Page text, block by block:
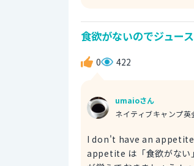
so that everyone can be
す。
食欲がないのでジュー
0 422
umaioさん
ネイティブキャンプ英
I don't have an appetite, so
appetite は「食欲がない